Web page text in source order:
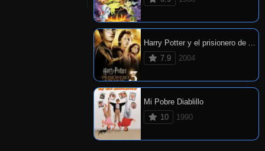
Harry Potter y el prisionero de Azkaban
7.9
2004
Mi Pobre Diablillo
10
1990